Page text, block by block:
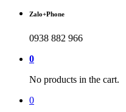
Zalo+Phone
0938 882 966
0
No products in the cart.
0